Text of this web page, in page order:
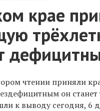
крае
чтении приняли
он
к выводу сегодня, 6